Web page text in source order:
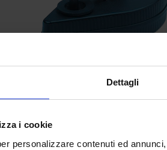
Dettagli
i cookie
personalizzare contenuti ed